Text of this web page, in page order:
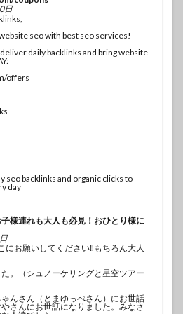
日
seo with best seo services!
daily backlinks and bring website
offers
seo backlinks and organic clicks to
day
様連れも大人も必見！おひとり様に
にお願いしてください‼️もちろん大人
。（シュノーケリングと星空ツアー
んさん（とまゆっぺさん）にお世話
さんにお世話になりました。みなさ